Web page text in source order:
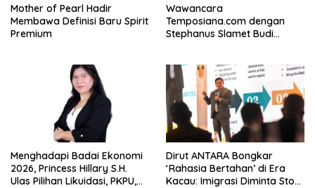
Mother of Pearl Hadir
Membawa Definisi Baru Spirit
Premium
Wawancara
Temposiana.com dengan
Stephanus Slamet Budi
Menghadapi Badai Ekonomi
2026, Princess Hillary S.H.
Ulas Pilihan Likuidasi, PKPU,
Dirut ANTARA Bongkar
‘Rahasia Bertahan’ di Era
Kacau: Imigrasi Diminta Stop